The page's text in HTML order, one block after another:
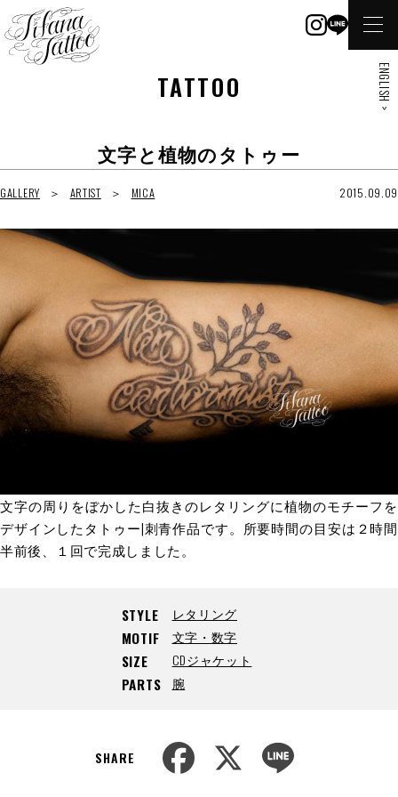
TATTOO
文字と植物のタトゥー
GALLERY ARTIST MICA 2015.09.09
文字の周りをぼかした白抜きのレタリングに植物のモチーフを
デザインしたタトゥー|刺青作品です。所要時間の目安は２時間
半前後、１回で完成しました。
STYLE レタリング
MOTIF 文字・数字
SIZE CDジャケット
PARTS 腕
SHARE
ENGLISH >